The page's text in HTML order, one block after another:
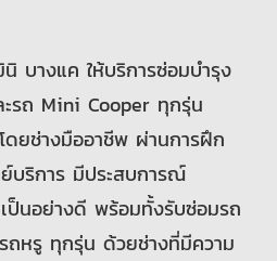
บางแค ให้บริการซ่อมบำรุง
รถ Mini Cooper ทุกรุ่น
ยช่างมืออาชีพ ผ่านการฝึก
บริการ มีประสบการณ์
ป็นอย่างดี พร้อมทั้งรับซ่อมรถ
ถหรู ทุกรุ่น ด้วยช่างที่มีความ